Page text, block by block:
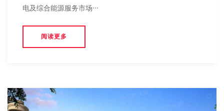
电及综合能源服务市场···
阅读更多